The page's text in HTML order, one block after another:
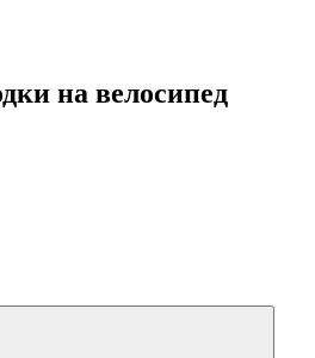
на велосипед